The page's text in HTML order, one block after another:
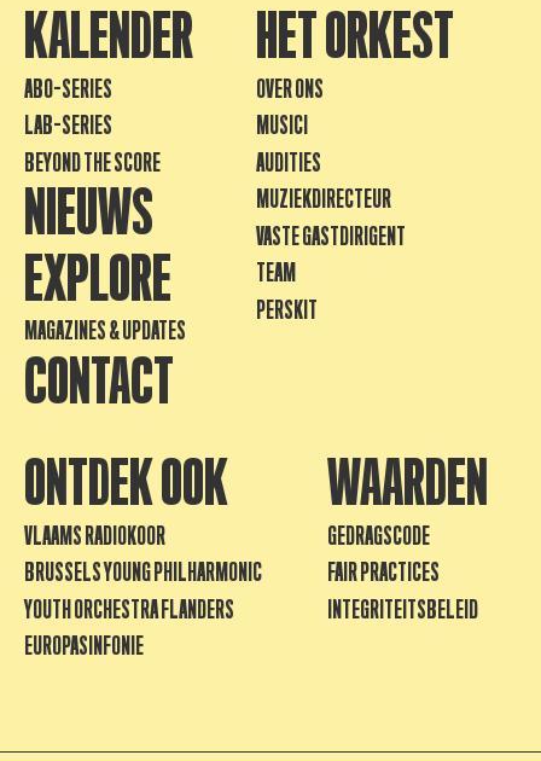
KALENDER
ABO-SERIES
LAB-SERIES
BEYOND THE SCORE
NIEUWS
EXPLORE
MAGAZINES & UPDATES
CONTACT
HET ORKEST
OVER ONS
MUSICI
AUDITIES
MUZIEKDIRECTEUR
VASTE GASTDIRIGENT
TEAM
PERSKIT
ONTDEK OOK
VLAAMS RADIOKOOR
BRUSSELS YOUNG PHILHARMONIC
YOUTH ORCHESTRA FLANDERS
EUROPASINFONIE
WAARDEN
GEDRAGSCODE
FAIR PRACTICES
INTEGRITEITSBELEID